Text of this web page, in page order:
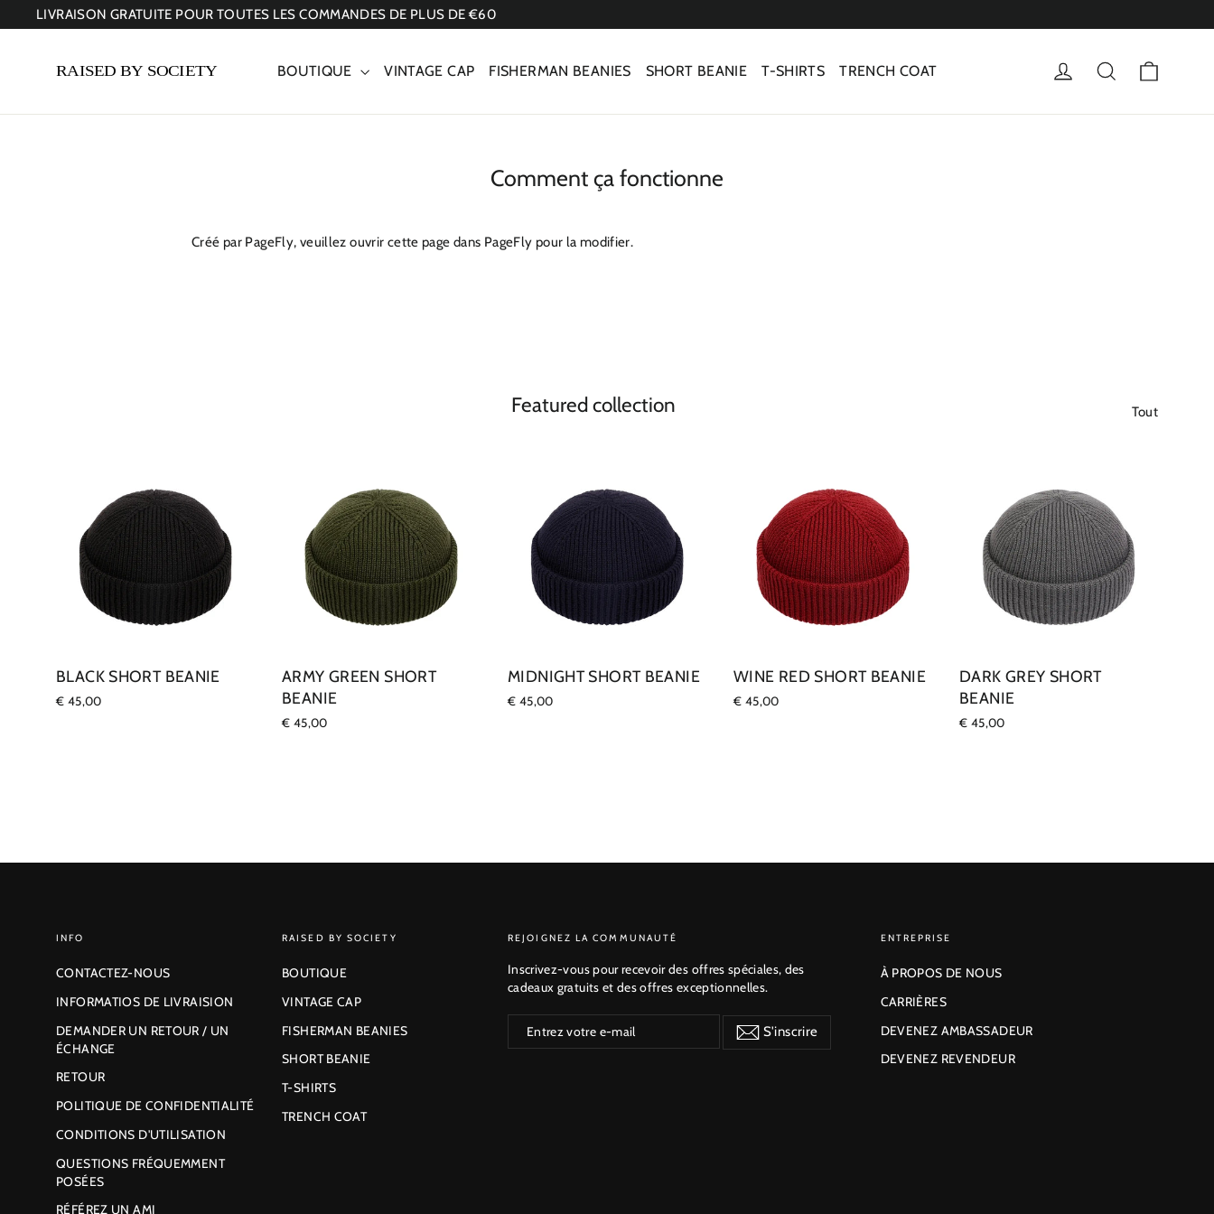
Passer
au
LIVRAISON GRATUITE POUR TOUTES LES COMMANDES DE PLUS DE €60
BOUTIQUE VINTAGE CAP FISHERMAN BEANIES SHORT BEANIE T-SHIRTS TRENCH COAT Se connecter
Rechercher
Comment ça fonctionne
Créé par PageFly, veuillez ouvrir cette page dans PageFly pour la modifier.
Featured collection Tout
BLACK SHORT BEANIE
€ 45,00
ARMY GREEN SHORT
BEANIE
€ 45,00
MIDNIGHT SHORT BEANIE
€ 45,00
WINE RED SHORT BEANIE
€ 45,00
DARK GREY SHORT
BEANIE
€ 45,00
INFO
CONTACTEZ-NOUS
INFORMATIOS DE LIVRAISION
DEMANDER UN RETOUR / UN
ÉCHANGE
RETOUR
POLITIQUE DE CONFIDENTIALITÉ
CONDITIONS D'UTILISATION
QUESTIONS FRÉQUEMMENT
POSÉES
RÉFÉREZ UN AMI
RAISED BY SOCIETY
BOUTIQUE
VINTAGE CAP
FISHERMAN BEANIES
SHORT BEANIE
T-SHIRTS
TRENCH COAT
S'INSCRIRE
REJOIGNEZ LA COMMUNAUTÉ
Inscrivez-vous pour recevoir des offres spéciales, des
cadeaux gratuits et des offres exceptionnelles.
Entrez
S'inscrire S'inscrire
ENTREPRISE
À PROPOS DE NOUS
CARRIÈRES
DEVENEZ AMBASSADEUR
DEVENEZ REVENDEUR